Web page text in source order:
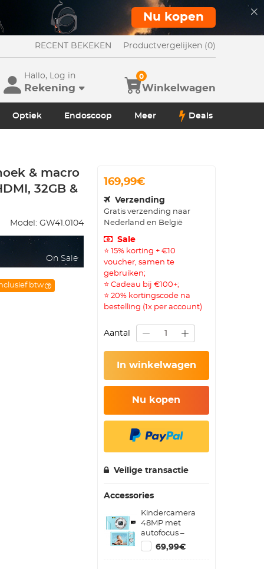
Nu kopen
RECENT BEKEKEN Productvergelijken (0)
Hallo, Log in
Rekening Winkelwagen
0
Optiek Endoscoop Meer Deals
& macro
32GB &
Model: GW41.0104
On Sale
btw
169,99€
Verzending
Gratis verzending naar
Nederland en België
Sale
⭐ 15% korting + €10
voucher, samen te
gebruiken;
⭐ Cadeau bij €100+;
⭐ 20% kortingscode na
bestelling (1x per account)
Aantal
In winkelwagen
Nu kopen
Veilige transactie
Accessories
Kindercamera
48MP met
autofocus –
1080P, 16x zoom,
32GB,
69,99€